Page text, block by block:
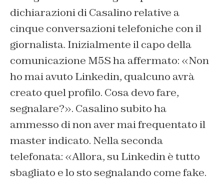
dichiarazioni di Casalino relative a
cinque conversazioni telefoniche con il
giornalista. Inizialmente il capo della
comunicazione M5S ha affermato: «Non
ho mai avuto Linkedin, qualcuno avrà
creato quel profilo. Cosa devo fare,
segnalare?». Casalino subito ha
ammesso di non aver mai frequentato il
master indicato. Nella seconda
telefonata: «Allora, su Linkedin è tutto
sbagliato e lo sto segnalando come fake.